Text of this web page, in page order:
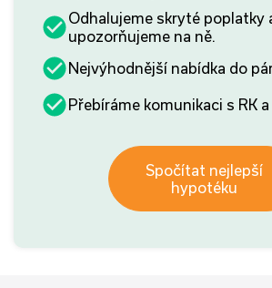
Odhalujeme skryté poplatky
upozorňujeme na ně.
Nejvýhodnější nabídka do
Přebíráme komunikaci s RK
Spočítat nejlepší
hypotéku